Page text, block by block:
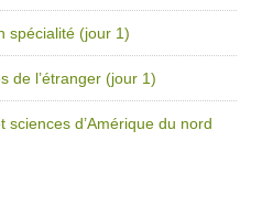
spécialité (jour 1)
de l’étranger (jour 1)
sciences d’Amérique du nord